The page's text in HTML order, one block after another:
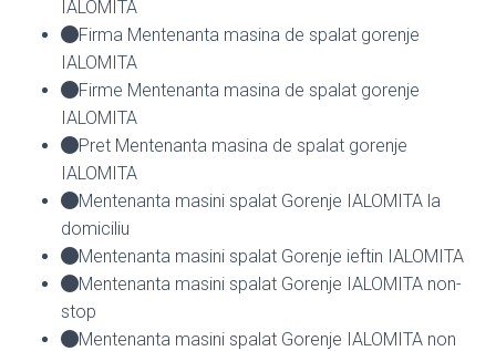
IALOMITA
Firma Mentenanta masina de spalat gorenje
IALOMITA
Firme Mentenanta masina de spalat gorenje
IALOMITA
Pret Mentenanta masina de spalat gorenje
IALOMITA
Mentenanta masini spalat Gorenje IALOMITA la
domiciliu
Mentenanta masini spalat Gorenje ieftin IALOMITA
Mentenanta masini spalat Gorenje IALOMITA non-
stop
Mentenanta masini spalat Gorenje IALOMITA non